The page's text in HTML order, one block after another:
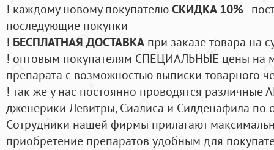
! каждому новому покупателюСКИДКА 10%-
последующие покупки
! БЕСПЛАТНАЯ ДОСТАВКА при заказе товара на
! оптовым покупателям СПЕЦИАЛЬНЫЕ цены на
препарата с возможностью выписки товарного
! так же у нас постоянно проводятся
дженерики Левитры, Сиалиса и Силденафила по
Cотрудники нашей фирмы прилагают
приобретение препаратов удобным для